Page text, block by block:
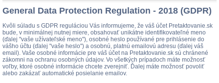
General Data Protection Regulation - 2018 (GDPR)
Kvôli súladu s GDPR reguláciou Vás informujeme, že váš účet Pretaktovanie.sk
bude, v minimálnej nutnej miere, obsahovať unikátne identifikovateľné meno
(ďalej "vaše užívateľské meno"), osobné heslo používané pre prihlásenie do
vášho účtu (ďalej "vaše heslo") a osobnú, platnú emailovú adresu (ďalej váš
email). Vaše osobné informácie pre váš účet na Pretaktovanie.sk sú chránené
zákomni na ochranu osobných údajov. Vo všetkých prípadoch máte možnosť
voľby, ktoré osobné informácie chcete zverejniť. Ďalej máte možnosť povoliť
alebo zakázať automatické posielanie emailov.